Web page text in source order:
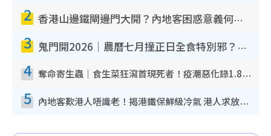
2 香港山邊鐵閘邊門大開？內地客困惑意義何在！網民神回覆：呢種叫法理性防禦
3 鬼門開2026｜農曆七月撞正日全食特別邪？專家警告切忌做一事！揭4大禁忌+2招保平安
4 奪命寄生蟲｜食生菜狂瀉首現死者！疫潮惡化錄1.8萬宗病例 揭洗菜3大謬誤
5 內地客歎港人唔識老！揭港鐵保鮮級冷氣 港人求放過：咪投訴